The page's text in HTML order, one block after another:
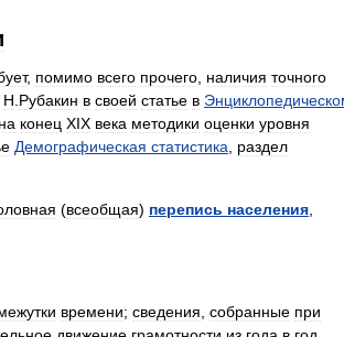
, помимо всего прочего наличия точного
Н Рубакин в своей статье в
на конец XIX века методики оценки уровня
Демографическая статистика
раздел
(всеобщая) перепись населения
времени; сведения собранные при